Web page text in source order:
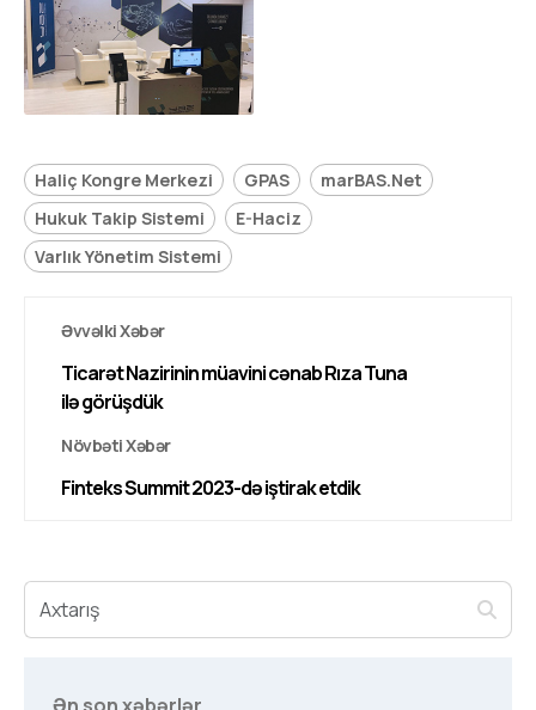
Haliç Kongre Merkezi GPAS
marBAS.Net
Hukuk Takip Sistemi
E-Haciz
Varlık Yönetim Sistemi
Əvvəlki Xəbər
Ticarət Nazirinin müavini cənab Rıza Tuna
ilə görüşdük
Növbəti Xəbər
Finteks Summit 2023-də iştirak etdik